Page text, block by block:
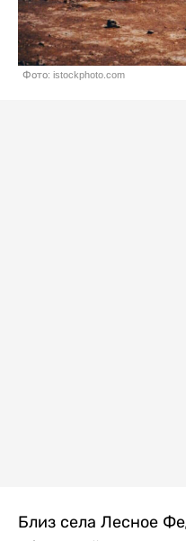
Фото: istockphoto.com
Близ села Лесное